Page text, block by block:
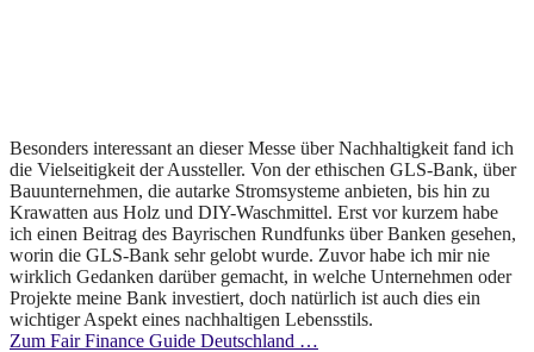
Besonders interessant an dieser Messe über Nachhaltigkeit fand ich
die Vielseitigkeit der Aussteller. Von der ethischen GLS-Bank, über
Bauunternehmen, die autarke Stromsysteme anbieten, bis hin zu
Krawatten aus Holz und DIY-Waschmittel. Erst vor kurzem habe
ich einen Beitrag des Bayrischen Rundfunks über Banken gesehen,
worin die GLS-Bank sehr gelobt wurde. Zuvor habe ich mir nie
wirklich Gedanken darüber gemacht, in welche Unternehmen oder
Projekte meine Bank investiert, doch natürlich ist auch dies ein
wichtiger Aspekt eines nachhaltigen Lebensstils.
Zum Fair Finance Guide Deutschland …